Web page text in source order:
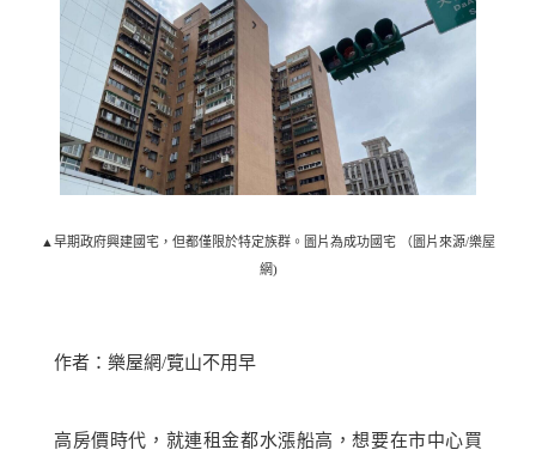
▲早期政府興建國宅，但都僅限於特定族群。圖片為成功國宅 （圖片來源/樂屋
網)
作者：樂屋網/覽山不用早
高房價時代，就連租金都水漲船高，想要在市中心買